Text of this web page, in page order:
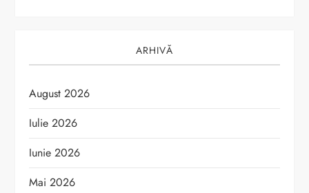
ARHIVĂ
August 2026
Iulie 2026
Iunie 2026
Mai 2026